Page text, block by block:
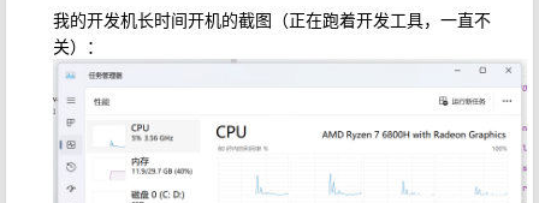
我的开发机长时间开机的截图（正在跑着开发工具，一直不
关）：